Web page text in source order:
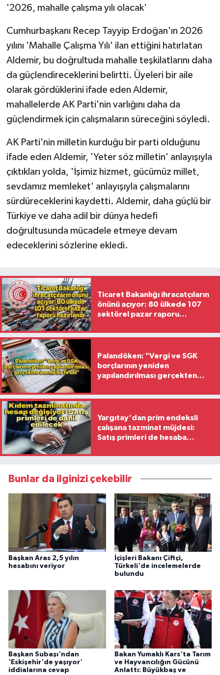
'2026, mahalle çalışma yılı olacak'
Cumhurbaşkanı Recep Tayyip Erdoğan'ın 2026
yılını 'Mahalle Çalışma Yılı' ilan ettiğini hatırlatan
Aldemir, bu doğrultuda mahalle teşkilatlarını daha
da güçlendireceklerini belirtti. Üyeleri bir aile
olarak gördüklerini ifade eden Aldemir,
mahallelerde AK Parti'nin varlığını daha da
güçlendirmek için çalışmaların süreceğini söyledi.
AK Parti'nin milletin kurduğu bir parti olduğunu
ifade eden Aldemir, 'Yeter söz milletin' anlayışıyla
çıktıkları yolda, 'İşimiz hizmet, gücümüz millet,
sevdamız memleket' anlayışıyla çalışmalarını
sürdüreceklerini kaydetti. Aldemir, daha güçlü bir
Türkiye ve daha adil bir dünya hedefi
doğrultusunda mücadele etmeye devam
edeceklerini sözlerine ekledi.
Ticaret Bakanlığı ihracatçıların
önünü açıyor: 80 ülkede 107
sektörel pazar raporu
Palandöken: "Vergi ve SGK
borçlarının yeniden
yapılandırılması gerçekten
Yargıtay'dan prim endeksli
çalışana tazminat müjdesi:
Satış primleri de hesaba
Bunlar da ilginizi çekebilir
Başkan Aras 2,5 yılın
hesabını veriyor
İçişleri Bakanı Çiftçi,
Türkeli'de incelemelerde
bulundu
Başkan Subaşı'ndan
'Eskişehir'de yaşıyor'
iddialarına cevap
Bakan Yumaklı Kars'ta Tarım
ve Hayvancılığın Gücünü
Anlattı: Büyükbaş ve